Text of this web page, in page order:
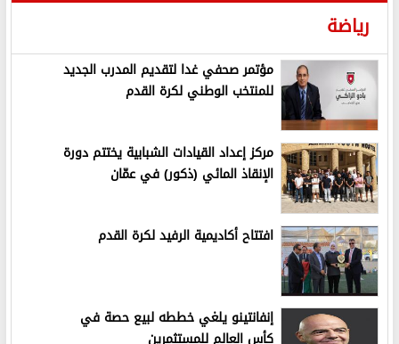
رياضة
مؤتمر صحفي غدا لتقديم المدرب الجديد
للمنتخب الوطني لكرة القدم
مركز إعداد القيادات الشبابية يختتم دورة
الإنقاذ المائي (ذكور) في عمّان
افتتاح أكاديمية الرفيد لكرة القدم
إنفانتينو يلغي خططه لبيع حصة في